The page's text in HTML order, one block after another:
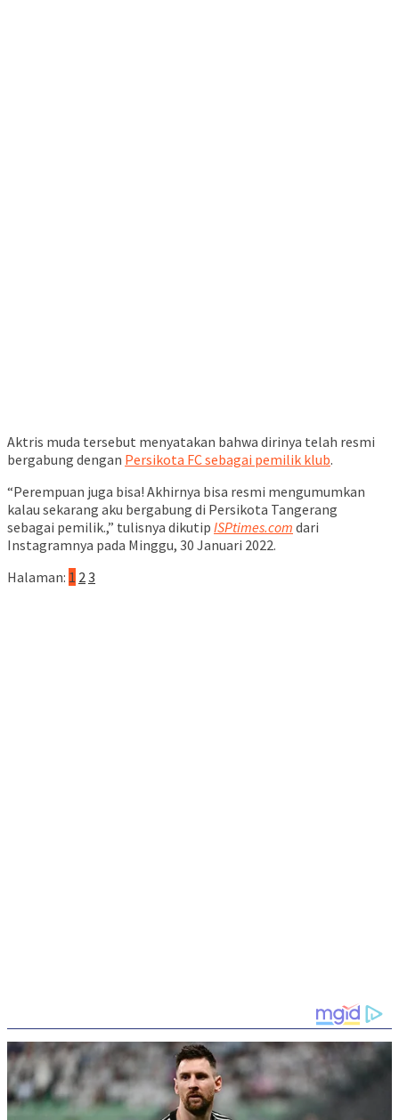
Aktris muda tersebut menyatakan bahwa dirinya telah resmi
bergabung dengan Persikota FC sebagai pemilik klub.
“Perempuan juga bisa! Akhirnya bisa resmi mengumumkan
kalau sekarang aku bergabung di Persikota Tangerang
sebagai pemilik.,” tulisnya dikutip ISPtimes.com dari
Instagramnya pada Minggu, 30 Januari 2022.
Halaman: 1 23